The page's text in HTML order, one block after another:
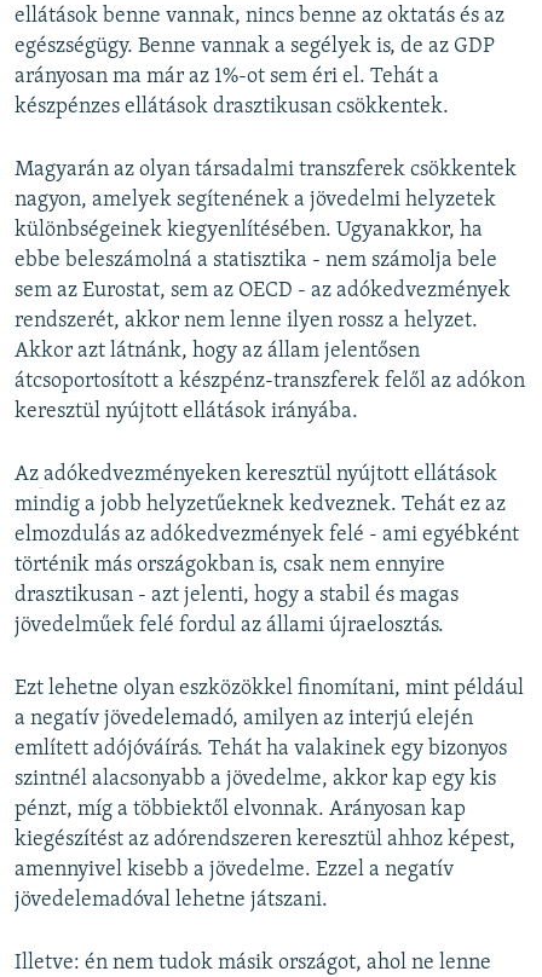
ellátások benne vannak, nincs benne az oktatás és az
egészségügy. Benne vannak a segélyek is, de az GDP
arányosan ma már az 1%-ot sem éri el. Tehát a
készpénzes ellátások drasztikusan csökkentek.
Magyarán az olyan társadalmi transzferek csökkentek
nagyon, amelyek segítenének a jövedelmi helyzetek
különbségeinek kiegyenlítésében. Ugyanakkor, ha
ebbe beleszámolná a statisztika - nem számolja bele
sem az Eurostat, sem az OECD - az adókedvezmények
rendszerét, akkor nem lenne ilyen rossz a helyzet.
Akkor azt látnánk, hogy az állam jelentősen
átcsoportosított a készpénz-transzferek felől az adókon
keresztül nyújtott ellátások irányába.
Az ​adókedvezményeken keresztül nyújtott ellátások
mindig a jobb helyzetűeknek kedveznek. Tehát ez az
elmozdulás az adókedvezmények felé - ami egyébként
történik más országokban is, csak nem ennyire
drasztikusan - azt jelenti, hogy a stabil és magas
jövedelműek felé fordul az állami újraelosztás.
Ezt lehetne olyan eszközökkel finomítani, mint például
a negatív jövedelemadó, amilyen az interjú elején
említett adójóváírás. Tehát ha valakinek egy bizonyos
szintnél alacsonyabb a jövedelme, akkor kap egy kis
pénzt, míg a többiektől elvonnak. Arányosan kap
kiegészítést az adórendszeren keresztül ahhoz képest,
amennyivel kisebb a jövedelme. Ezzel a negatív
jövedelemadóval lehetne játszani.
Illetve: én nem tudok másik országot, ahol ne lenne